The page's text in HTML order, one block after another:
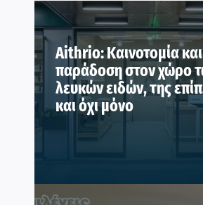
Aithrio: Καινοτομία και
παράδοση στον χώρο
λευκών ειδών, της
και όχι μόνο